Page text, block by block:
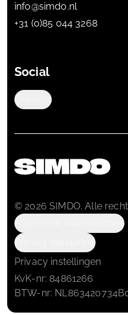
info@simdo.nl
+31 (0)85 044 3268
Social
LinkedIn
© 2026 SIMDO. Alle
Algemene voorwaarden
Privacy verklaring
Privacy instellingen
KvK-nr: 84861266
BTW-nr: